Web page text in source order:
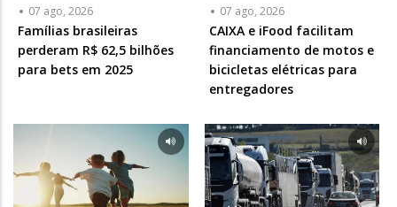
07 ago, 2026
Famílias brasileiras
perderam R$ 62,5 bilhões
para bets em 2025
07 ago, 2026
CAIXA e iFood facilitam
financiamento de motos e
bicicletas elétricas para
entregadores